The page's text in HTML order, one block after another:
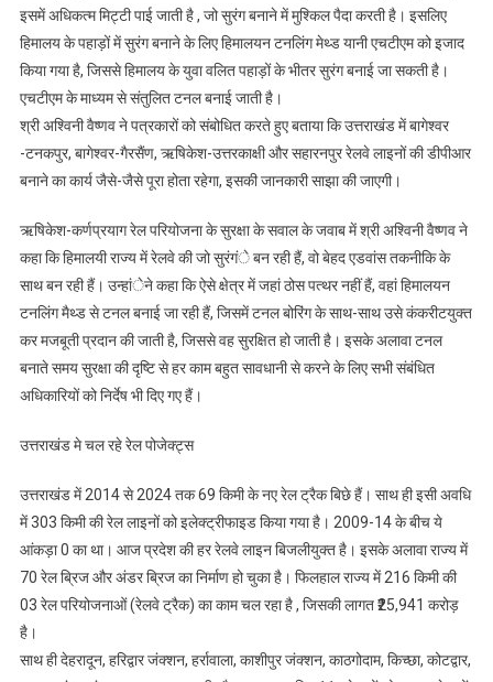
इसमें अधिकत्म मिट्टी पाई जाती है , जो सुरंग बनाने में मुश्किल पैदा करती है। इसलिए
हिमालय के पहाड़ों में सुरंग बनाने के लिए हिमालयन टनलिंग मेथ्ड यानी एचटीएम को इजाद
किया गया है, जिससे हिमालय के युवा वलित पहाड़ों के भीतर सुरंग बनाई जा सकती है।
एचटीएम के माध्यम से संतुलित टनल बनाई जाती है।
श्री अश्विनी वैष्णव ने पत्रकारों को संबोधित करते हुए बताया कि उत्तराखंड में बागेश्वर
-टनकपुर, बागेश्वर-गैरसैंण, ऋषिकेश-उत्तरकाक्षी और सहारनपुर रेलवे लाइनों की डीपीआर
बनाने का कार्य जैसे-जैसे पूरा होता रहेगा, इसकी जानकारी साझा की जाएगी।
ऋषिकेश-कर्णप्रयाग रेल परियोजना के सुरक्षा के सवाल के जवाब में श्री अश्विनी वैष्णव ने
कहा कि हिमालयी राज्य में रेलवे की जो सुरंगंे बन रही हैं, वो बेहद एडवांस तकनीकि के
साथ बन रही हैं। उन्हांेने कहा कि ऐसे क्षेत्र में जहां ठोस पत्थर नहीं हैं, वहां हिमालयन
टनलिंग मैथ्ड से टनल बनाई जा रही हैं, जिसमें टनल बोरिंग के साथ-साथ उसे कंकरीटयुक्त
कर मजबूती प्रदान की जाती है, जिससे वह सुरक्षित हो जाती है। इसके अलावा टनल
बनाते समय सुरक्षा की दृष्टि से हर काम बहुत सावधानी से करने के लिए सभी संबंधित
अधिकारियों को निर्देष भी दिए गए हैं।
उत्तराखंड मे चल रहे रेल पोजेक्ट्स
उत्तराखंड में 2014 से 2024 तक 69 किमी के नए रेल ट्रैक बिछे हैं। साथ ही इसी अवधि
में 303 किमी की रेल लाइनों को इलेक्ट्रीफाइड किया गया है। 2009-14 के बीच ये
आंकड़ा 0 का था। आज प्रदेश की हर रेलवे लाइन बिजलीयुक्त है। इसके अलावा राज्य में
70 रेल ब्रिज और अंडर ब्रिज का निर्माण हो चुका है। फिलहाल राज्य में 216 किमी की
03 रेल परियोजनाओं (रेलवे ट्रैक) का काम चल रहा है , जिसकी लागत ₹25,941 करोड़
है।
साथ ही देहरादून, हरिद्वार जंक्शन, हर्रावाला, काशीपुर जंक्शन, काठगोदाम, किच्छा, कोटद्वार,